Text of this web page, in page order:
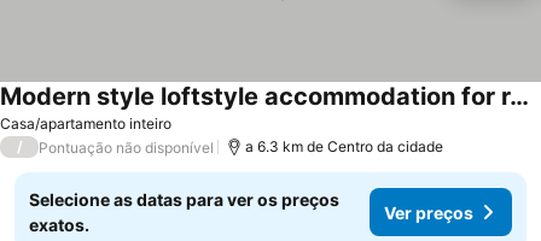
Casa/apartamento inteiro
Modern style loftstyle accommodation for rent / Jinshi Mie
/ Pontuação não disponível a 6.3 km de Centro da cidade
Selecione as datas para ver os preços
exatos.
Ver preços